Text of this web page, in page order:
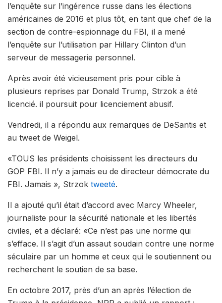
l’enquête sur l’ingérence russe dans les élections
américaines de 2016 et plus tôt, en tant que chef de la
section de contre-espionnage du FBI, il a mené
l’enquête sur l’utilisation par Hillary Clinton d’un
serveur de messagerie personnel.
Après avoir été vicieusement pris pour cible à
plusieurs reprises par Donald Trump, Strzok a été
licencié. il poursuit pour licenciement abusif.
Vendredi, il a répondu aux remarques de DeSantis et
au tweet de Weigel.
«TOUS les présidents choisissent les directeurs du
GOP FBI. Il n’y a jamais eu de directeur démocrate du
FBI. Jamais », Strzok tweeté.
Il a ajouté qu’il était d’accord avec Marcy Wheeler,
journaliste pour la sécurité nationale et les libertés
civiles, et a déclaré: «Ce n’est pas une norme qui
s’efface. Il s’agit d’un assaut soudain contre une norme
séculaire par un homme et ceux qui le soutiennent ou
recherchent le soutien de sa base.
En octobre 2017, près d’un an après l’élection de